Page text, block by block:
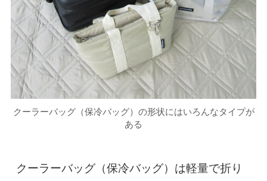
クーラーバッグ（保冷バッグ）の形状にはいろんなタイプが
ある
クーラーバッグ（保冷バッグ）は軽量で折り